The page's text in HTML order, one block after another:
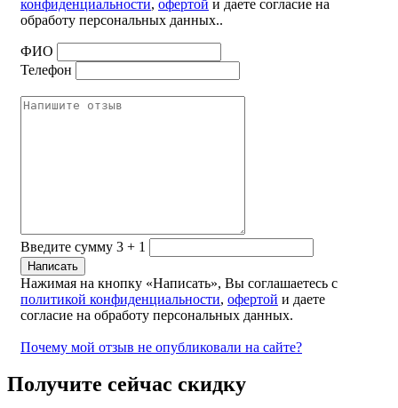
конфиденциальности, офертой и даете согласие на
обработу персональных данных..
ФИО
Телефон
Введите сумму 3 + 1
Нажимая на кнопку «Написать», Вы соглашаетесь с
политикой конфиденциальности, офертой и даете
согласие на обработу персональных данных.
Почему мой отзыв не опубликовали на сайте?
Получите сейчас скидку